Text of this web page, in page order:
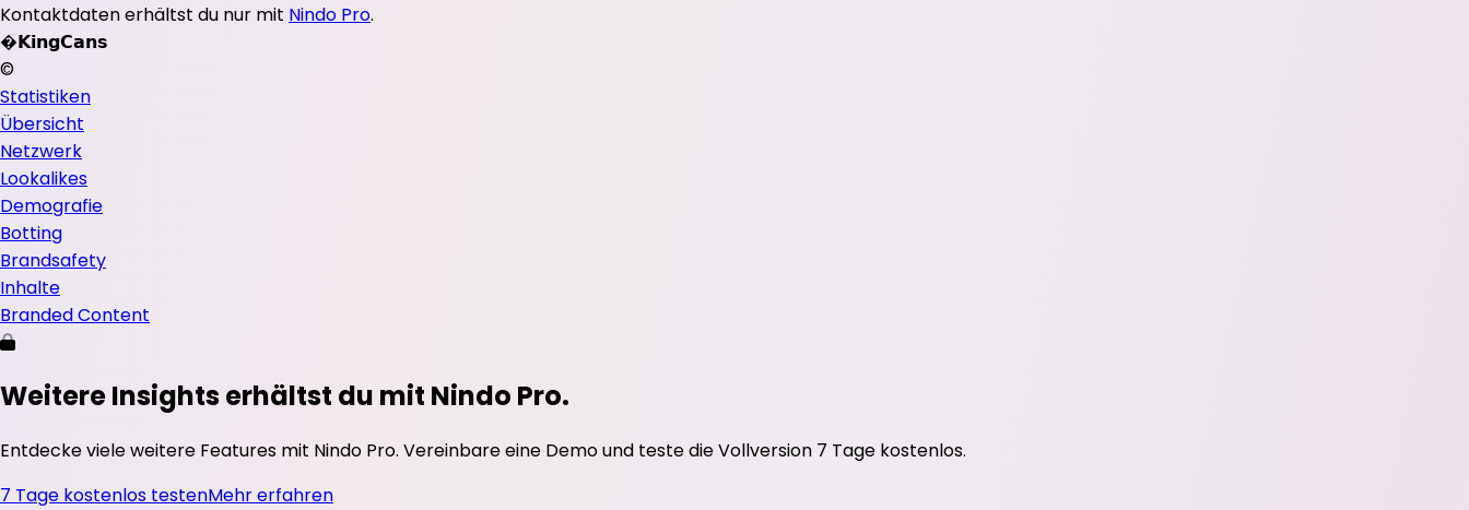
Kontaktdaten erhältst du nur mit Nindo Pro.
�𝗞𝗶𝗻𝗴𝗖𝗮𝗻𝘀
©
Statistiken
Übersicht
Netzwerk
Lookalikes
Demografie
Botting
Brandsafety
Inhalte
Branded Content
Weitere Insights erhältst du mit Nindo Pro.
Entdecke viele weitere Features mit Nindo Pro. Vereinbare eine Demo und teste die Vollversion 7 Tage kostenlos.
7 Tage kostenlos testenMehr erfahren